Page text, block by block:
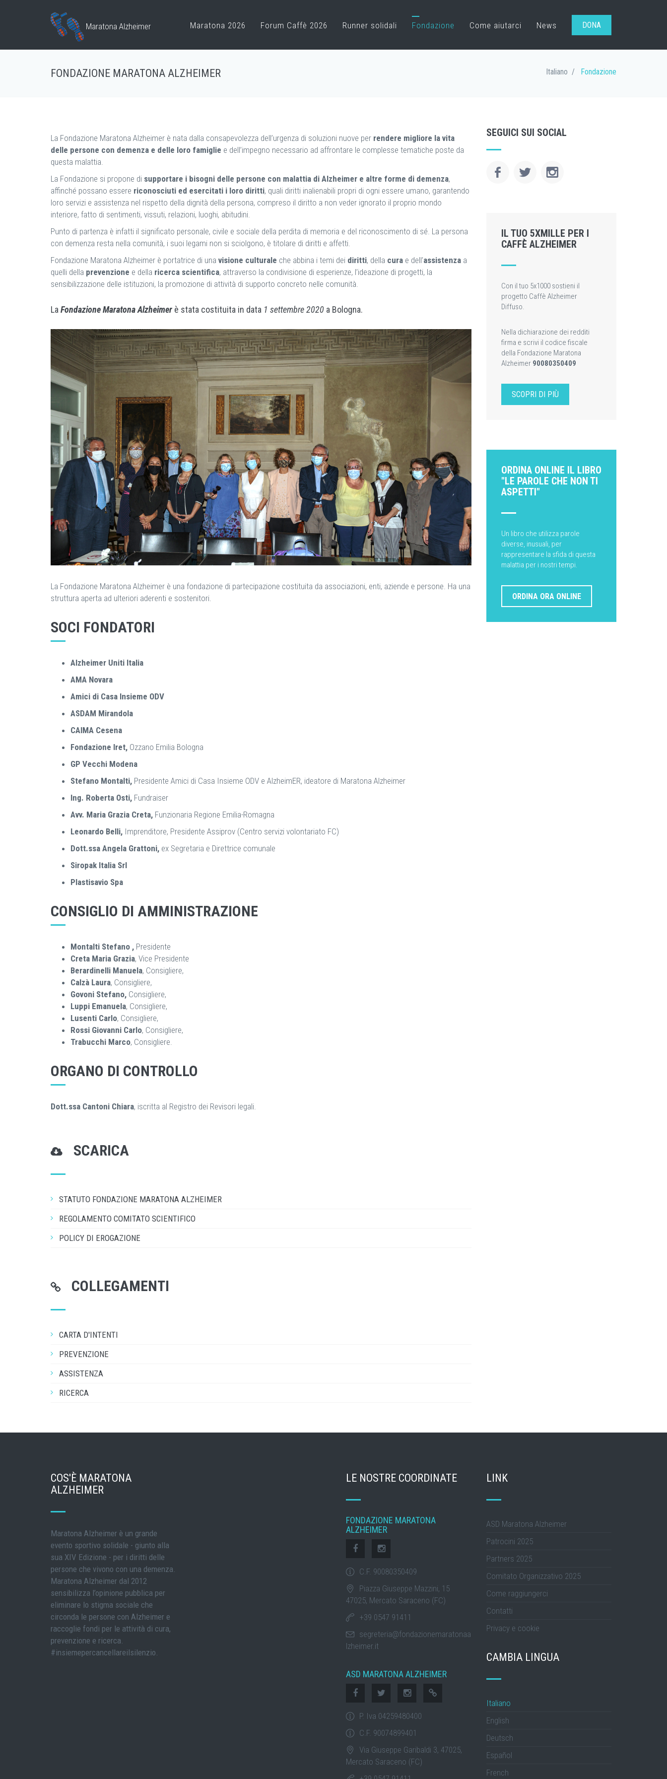
Maratona Alzheimer Maratona 2026 Forum Caffè 2026 Runner solidali Fondazione Come aiutarci News DONA
FONDAZIONE MARATONA ALZHEIMER Italiano Fondazione
La Fondazione Maratona Alzheimer è nata dalla consapevolezza dell’urgenza di soluzioni nuove per rendere migliore la vita
delle persone con demenza e delle loro famiglie e dell’impegno necessario ad affrontare le complesse tematiche poste da
questa malattia.
La Fondazione si propone di supportare i bisogni delle persone con malattia di Alzheimer e altre forme di demenza,
affinché possano essere riconosciuti ed esercitati i loro diritti, quali diritti inalienabili propri di ogni essere umano, garantendo
loro servizi e assistenza nel rispetto della dignità della persona, compreso il diritto a non veder ignorato il proprio mondo
interiore, fatto di sentimenti, vissuti, relazioni, luoghi, abitudini.
Punto di partenza è infatti il significato personale, civile e sociale della perdita di memoria e del riconoscimento di sé. La persona
con demenza resta nella comunità, i suoi legami non si sciolgono, è titolare di diritti e affetti.
Fondazione Maratona Alzheimer è portatrice di una visione culturale che abbina i temi dei diritti, della cura e dell’assistenza a
quelli della prevenzione e della ricerca scientifica, attraverso la condivisione di esperienze, l’ideazione di progetti, la
sensibilizzazione delle istituzioni, la promozione di attività di supporto concreto nelle comunità.
La Fondazione Maratona Alzheimer è stata costituita in data 1 settembre 2020 a Bologna.
La Fondazione Maratona Alzheimer è una fondazione di partecipazione costituita da associazioni, enti, aziende e persone. Ha una
struttura aperta ad ulteriori aderenti e sostenitori.
SOCI FONDATORI
Alzheimer Uniti Italia
AMA Novara
Amici di Casa Insieme ODV
ASDAM Mirandola
CAIMA Cesena
Fondazione Iret, Ozzano Emilia Bologna
GP Vecchi Modena
Stefano Montalti, Presidente Amici di Casa Insieme ODV e AlzheimER, ideatore di Maratona Alzheimer
Ing. Roberta Osti, Fundraiser
Avv. Maria Grazia Creta, Funzionaria Regione Emilia-Romagna
Leonardo Belli, Imprenditore, Presidente Assiprov (Centro servizi volontariato FC)
Dott.ssa Angela Grattoni, ex Segretaria e Direttrice comunale
Siropak Italia Srl
Plastisavio Spa
CONSIGLIO DI AMMINISTRAZIONE
Montalti Stefano , Presidente
Creta Maria Grazia, Vice Presidente
Berardinelli Manuela, Consigliere,
Calzà Laura, Consigliere,
Govoni Stefano, Consigliere,
Luppi Emanuela, Consigliere,
Lusenti Carlo, Consigliere,
Rossi Giovanni Carlo, Consigliere,
Trabucchi Marco, Consigliere.
ORGANO DI CONTROLLO
Dott.ssa Cantoni Chiara, iscritta al Registro dei Revisori legali.
SCARICA
STATUTO FONDAZIONE MARATONA ALZHEIMER
REGOLAMENTO COMITATO SCIENTIFICO
POLICY DI EROGAZIONE
COLLEGAMENTI
CARTA D'INTENTI
PREVENZIONE
ASSISTENZA
RICERCA
SEGUICI SUI SOCIAL
IL TUO 5XMILLE PER I
CAFFÈ ALZHEIMER
Con il tuo 5x1000 sostieni il
progetto Caffè Alzheimer
Diffuso.
Nella dichiarazione dei redditi
firma e scrivi il codice fiscale
della Fondazione Maratona
Alzheimer 90080350409
SCOPRI DI PIÙ
ORDINA ONLINE IL LIBRO
"LE PAROLE CHE NON TI
ASPETTI"
Un libro che utilizza parole
diverse, inusuali, per
rappresentare la sfida di questa
malattia per i nostri tempi.
ORDINA ORA ONLINE
COS'È MARATONA
ALZHEIMER
Maratona Alzheimer è un grande
evento sportivo solidale - giunto alla
sua XIV Edizione - per i diritti delle
persone che vivono con una demenza.
Maratona Alzheimer dal 2012
sensibilizza l’opinione pubblica per
eliminare lo stigma sociale che
circonda le persone con Alzheimer e
raccoglie fondi per le attività di cura,
prevenzione e ricerca.
#insiemepercancellareilsilenzio.
LE NOSTRE COORDINATE
FONDAZIONE MARATONA
ALZHEIMER
C.F. 90080350409
Piazza Giuseppe Mazzini, 15
47025, Mercato Saraceno (FC)
+39 0547 91411
segreteria@fondazionemaratonaa
lzheimer.it
ASD MARATONA ALZHEIMER
P. Iva 04259480400
C.F. 90074899401
Via Giuseppe Garibaldi 3, 47025,
Mercato Saraceno (FC)
LINK
ASD Maratona Alzheimer
Patrocini 2025
Partners 2025
Comitato Organizzativo 2025
Come raggiungerci
Contatti
Privacy e cookie
CAMBIA LINGUA
Italiano
English
Deutsch
Español
French